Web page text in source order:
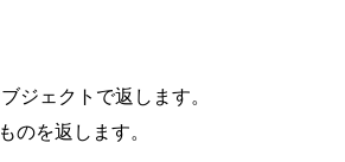
ジェクトで返します。
を返します。